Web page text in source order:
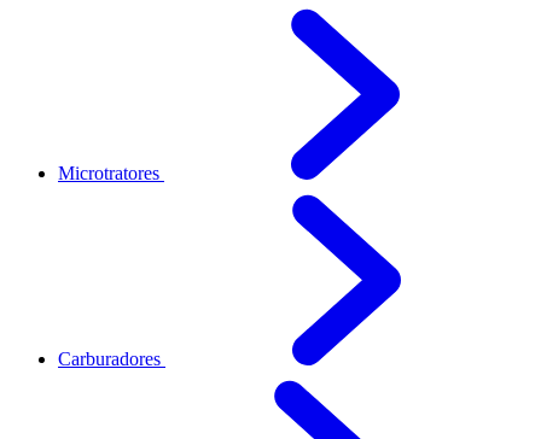
Microtratores
Carburadores